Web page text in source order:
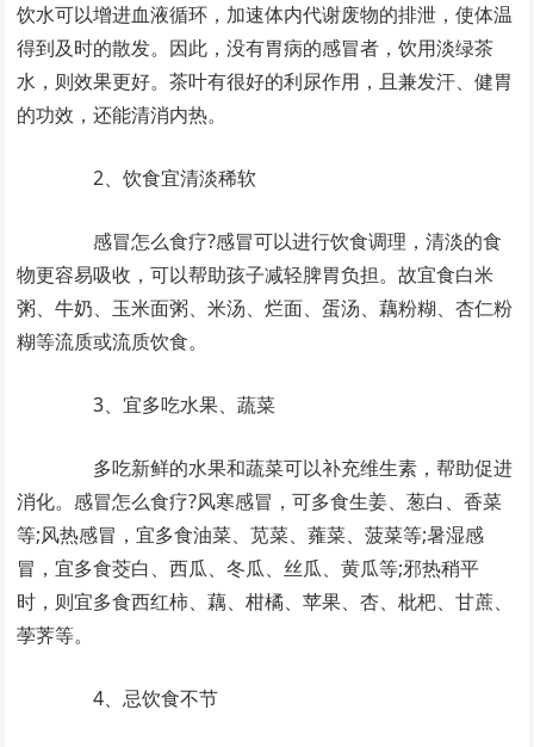
饮水可以增进血液循环，加速体内代谢废物的排泄，使体温
得到及时的散发。因此，没有胃病的感冒者，饮用淡绿茶
水，则效果更好。茶叶有很好的利尿作用，且兼发汗、健胃
的功效，还能清消内热。
2、饮食宜清淡稀软
感冒怎么食疗?感冒可以进行饮食调理，清淡的食
物更容易吸收，可以帮助孩子减轻脾胃负担。故宜食白米
粥、牛奶、玉米面粥、米汤、烂面、蛋汤、藕粉糊、杏仁粉
糊等流质或流质饮食。
3、宜多吃水果、蔬菜
多吃新鲜的水果和蔬菜可以补充维生素，帮助促进
消化。感冒怎么食疗?风寒感冒，可多食生姜、葱白、香菜
等;风热感冒，宜多食油菜、苋菜、蕹菜、菠菜等;暑湿感
冒，宜多食茭白、西瓜、冬瓜、丝瓜、黄瓜等;邪热稍平
时，则宜多食西红柿、藕、柑橘、苹果、杏、枇杷、甘蔗、
荸荠等。
4、忌饮食不节